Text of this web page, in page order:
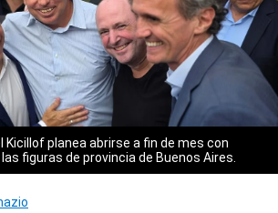
Kicillof planea abrirse a fin de mes con
figuras de provincia de Buenos Aires.